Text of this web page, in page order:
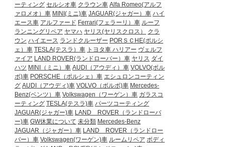
ーティング セルシオ車 クラウン車 Alfa Romeo(アルフ
ァロメオ）車 MINI(ミニ)車 JAGUAR(ジャガー）車 ハイ
エース車 アルファード Ferrari(フェラーリ）車 ルーフ
ランニングリペア ヤマハ ヤリス(ヤリスクロス）
クラ
ウン ハイエース ランドクルーザー PORＳＣHE(ポルシ
ェ）車 TESLA(テスラ）車 トヨタ車 ハリアー ヴェルフ
ァイア LAND ROVER(ランドローバー）車 ヤリス ダイ
ハツ MINI（ミニ）車 AUDI（アウディ）車 VOLVO(ボル
ボ)車 PORSCHE（ポルシェ）車 エシュロンコーティン
グ AUDI（アウディ)車 VOLVO（ボルボ)車 Mercedes-
Benz(ベンツ）車 Volkswagen（ワーゲン）車 ガラスコ
ーティング TESLA(テスラ)車 パーツコーティング
JAGUAR(ジャガー)車 LAND ROVER（ランドローバ
ー)車 GW休業について 未分類 Mercedes-Benz
JAGUAR（ジャガー）車 LAND ROVER（ランドロー
バー）車 Volkswagen(ワーゲン)車 ルームリペア ボディ